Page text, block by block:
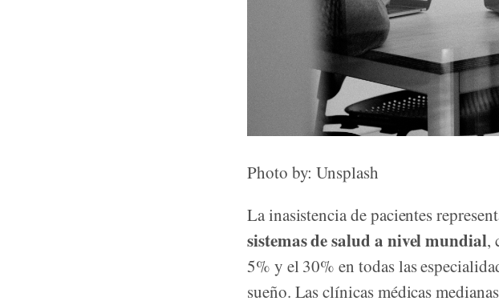
Photo by: Unsplash
La inasistencia de pacientes
sistemas de salud a nivel mundial,
5% y el 30% en todas las
sueño. Las clínicas médicas